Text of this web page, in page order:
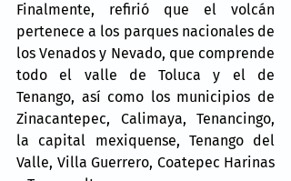
Finalmente, refirió que el volcán
pertenece a los parques nacionales de
los Venados y Nevado, que comprende
todo el valle de Toluca y el de
Tenango, así como los municipios de
Zinacantepec, Calimaya, Tenancingo,
la capital mexiquense, Tenango del
Valle, Villa Guerrero, Coatepec Harinas